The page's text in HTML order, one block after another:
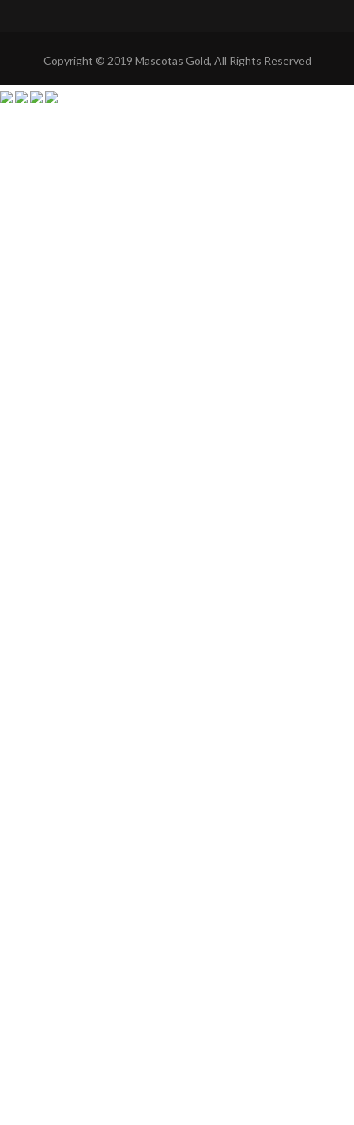
Copyright © 2019 Mascotas Gold, All Rights Reserved